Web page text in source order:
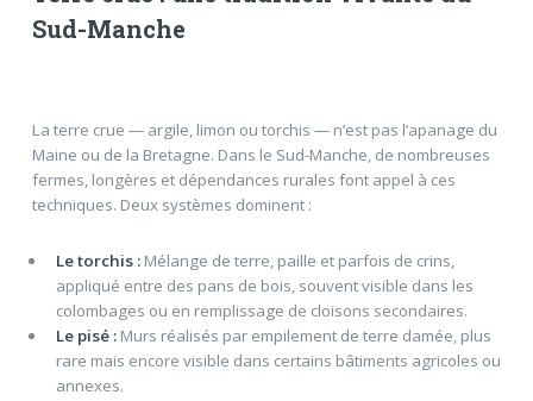
Sud-Manche
La terre crue — argile, limon ou torchis — n’est pas l’apanage du
Maine ou de la Bretagne. Dans le Sud-Manche, de nombreuses
fermes, longères et dépendances rurales font appel à ces
techniques. Deux systèmes dominent :
Le torchis :Mélange de terre, paille et parfois de crins,
appliqué entre des pans de bois, souvent visible dans les
colombages ou en remplissage de cloisons secondaires.
Le pisé :Murs réalisés par empilement de terre damée, plus
rare mais encore visible dans certains bâtiments agricoles ou
annexes.